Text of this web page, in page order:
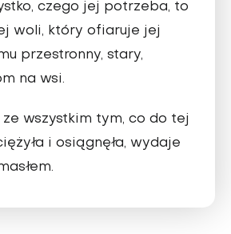
czego jej potrzeba, to
woli, który ofiaruje jej
przestronny, stary,
na wsi.
wszystkim tym, co do tej
i osiągnęła, wydaje